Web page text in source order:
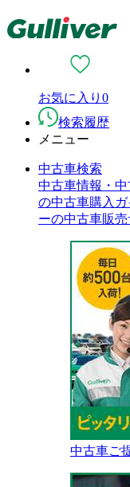
お気に入り 0
検索履歴
メニュー
中古車検索
中古車情報・
の中古車購入ガ
ーの中古車販
中古車ご